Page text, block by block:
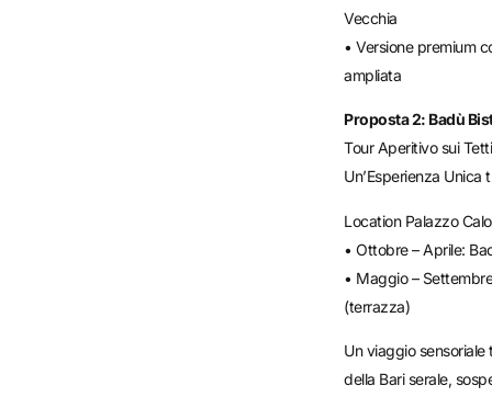
Vecchia
• Versione premium
ampliata
Proposta 2: Badù
Tour Aperitivo sui
Un’Esperienza Unica
Location Palazzo
• Ottobre – Aprile:
• Maggio –
(terrazza)
Un viaggio sensoriale
della Bari serale,